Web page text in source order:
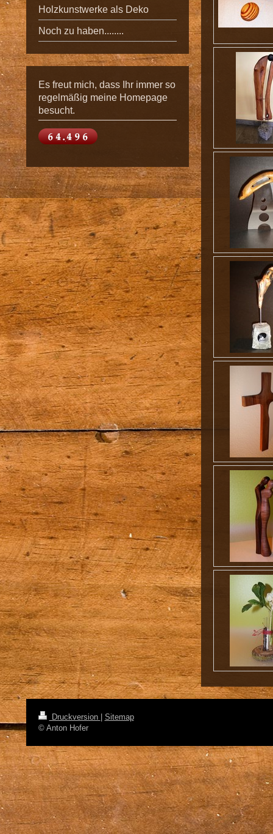
Holzkunstwerke als Deko
Noch zu haben........
Es freut mich, dass Ihr immer so
regelmäßig meine Homepage
besucht.
Druckversion
Sitemap
© Anton Hofer